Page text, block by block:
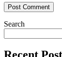
Search